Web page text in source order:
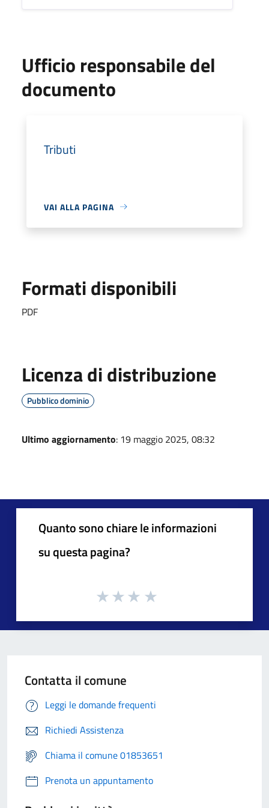
Ufficio responsabile del
documento
Tributi
VAI ALLA PAGINA
Formati disponibili
PDF
Licenza di distribuzione
Pubblico dominio
Ultimo aggiornamento: 19 maggio 2025, 08:32
Quanto sono chiare le informazioni
su questa pagina?
Contatta il comune
Leggi le domande frequenti
Richiedi Assistenza
Chiama il comune 01853651
Prenota un appuntamento